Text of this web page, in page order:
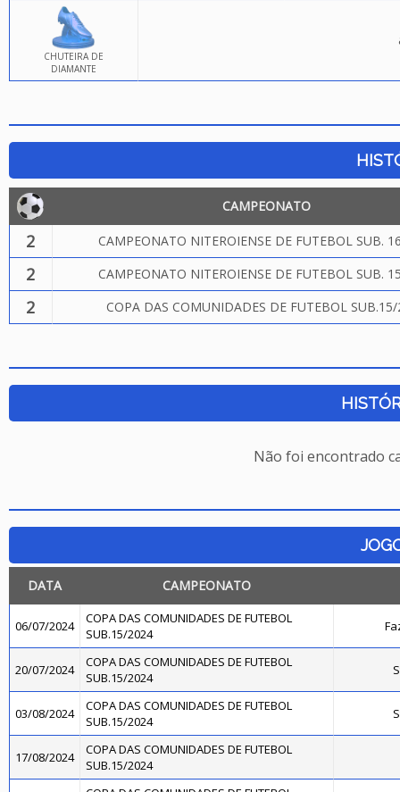
CHUTEIRA DE
DIAMANTE
CAMPEONATO
2 CAMPEONATO NITEROIENSE DE FUTEBOL SUB.
2 CAMPEONATO NITEROIENSE DE FUTEBOL SUB.
2 COPA DAS COMUNIDADES DE FUTEBOL
Não foi encontrado
DATA CAMPEONATO
06/07/2024
COPA DAS COMUNIDADES DE FUTEBOL
SUB.15/2024
20/07/2024
COPA DAS COMUNIDADES DE FUTEBOL
SUB.15/2024
03/08/2024
COPA DAS COMUNIDADES DE FUTEBOL
SUB.15/2024
17/08/2024
COPA DAS COMUNIDADES DE FUTEBOL
SUB.15/2024